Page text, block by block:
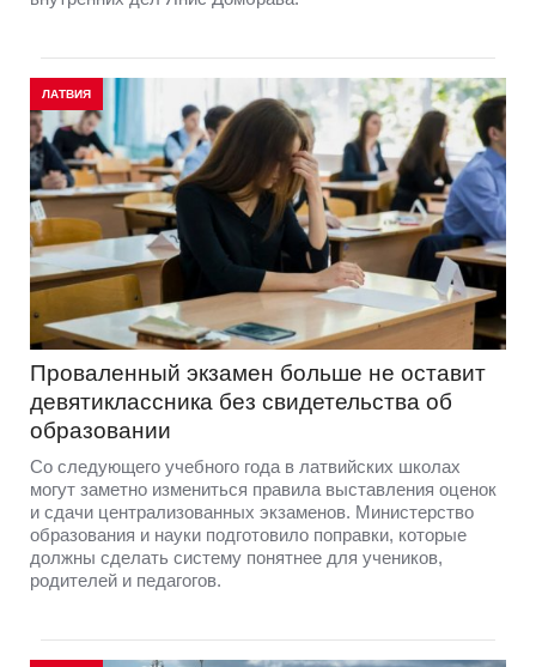
ЛАТВИЯ
Проваленный экзамен больше не оставит
девятиклассника без свидетельства об
образовании
Со следующего учебного года в латвийских школах
могут заметно измениться правила выставления оценок
и сдачи централизованных экзаменов. Министерство
образования и науки подготовило поправки, которые
должны сделать систему понятнее для учеников,
родителей и педагогов.